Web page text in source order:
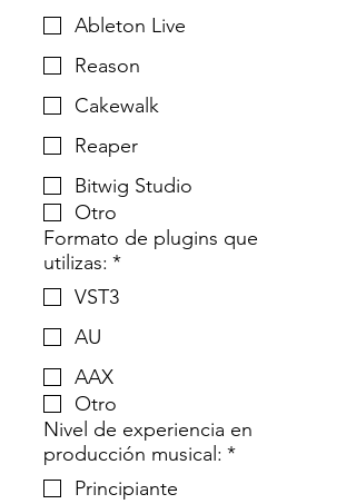
Ableton Live
Reason
Cakewalk
Reaper
Bitwig Studio
Otro
Formato de plugins que
utilizas: *
VST3
AU
AAX
Otro
Nivel de experiencia en
producción musical: *
Principiante